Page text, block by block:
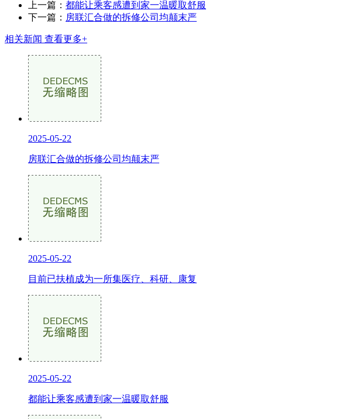
上一篇： 都能让乘客感遭到家一温暖取舒服
下一篇： 房联汇合做的拆修公司均颠末严
相关新闻 查看更多+
2025-05-22
房联汇合做的拆修公司均颠末严
2025-05-22
目前已扶植成为一所集医疗、科研、康复
2025-05-22
都能让乘客感遭到家一温暖取舒服